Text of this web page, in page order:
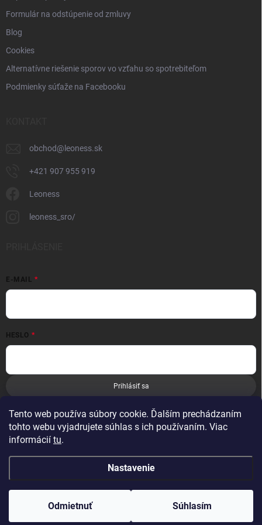
Tento web používa súbory cookie. Ďalším prechádzaním
tohto webu vyjadrujete súhlas s ich používaním. Viac
informácií tu.
Nastavenie
Odmietnuť Súhlasím
Formulár na odstúpenie od zmluvy
Blog
Cookies
Alternatívne riešenie sporov vo vzťahu so spotrebiteľom
Podmienky súťaže na Facebooku
obchod@ leoness.sk
+421 907 955 919
Leoness
leoness_sro/
E-MAIL
HESLO
Prihlásiť sa
Vytvoril Shoptet
Copyright 2026 . Všetky práva vyhradené.